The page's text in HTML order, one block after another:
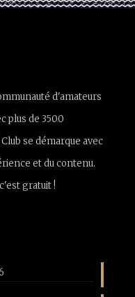
d'amateurs
plus de 3500
se démarque avec
et du contenu.
gratuit !